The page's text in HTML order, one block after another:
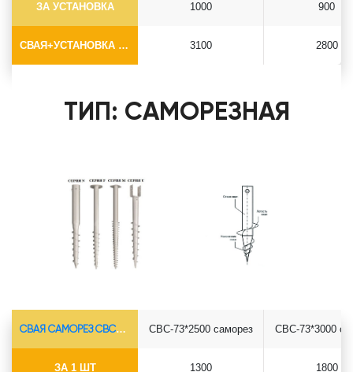
ЗА УСТАНОВКА
СВАЯ+УСТАНОВКА (БЕЗ ОГОЛОВКА)
1000
3100
900
2800
ТИП: САМОРЕЗНАЯ
СВАЯ САМОРЕЗ СВС-Ø73*5.5
ЗА 1 ШТ
СВС-73*2500 саморез
1300
СВС-73*3000
1800